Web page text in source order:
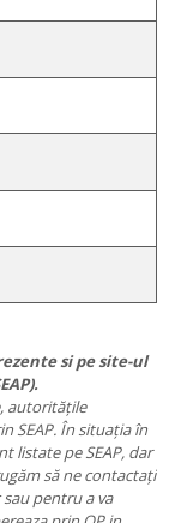
si pe site-ul
autoritățile
SEAP. În situația în
listate pe SEAP, dar
să ne contactați
pentru a va